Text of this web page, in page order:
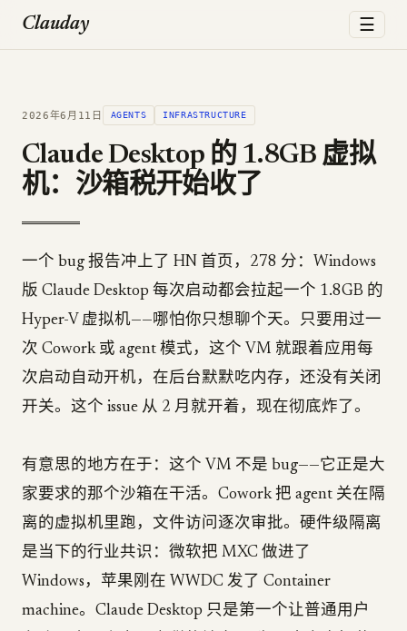
Clauday ☰
2026年6月11日 AGENTS INFRASTRUCTURE
Claude Desktop 的 1.8GB 虚拟
机：沙箱税开始收了
一个 bug 报告冲上了 HN 首页，278 分：Windows
版 Claude Desktop 每次启动都会拉起一个 1.8GB 的
Hyper-V 虚拟机——哪怕你只想聊个天。只要用过一
次 Cowork 或 agent 模式，这个 VM 就跟着应用每
次启动自动开机，在后台默默吃内存，还没有关闭
开关。这个 issue 从 2 月就开着，现在彻底炸了。
有意思的地方在于：这个 VM 不是 bug——它正是大
家要求的那个沙箱在干活。Cowork 把 agent 关在隔
离的虚拟机里跑，文件访问逐次审批。硬件级隔离
是当下的行业共识：微软把 MXC 做进了
Windows，苹果刚在 WWDC 发了 Container
machine。Claude Desktop 只是第一个让普通用户